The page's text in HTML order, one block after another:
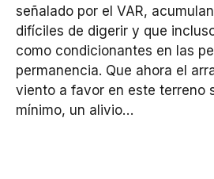
señalado por el VAR,
difíciles de digerir y que
como condicionantes en las
permanencia. Que ahora el
viento a favor en este terreno
mínimo, un alivio…